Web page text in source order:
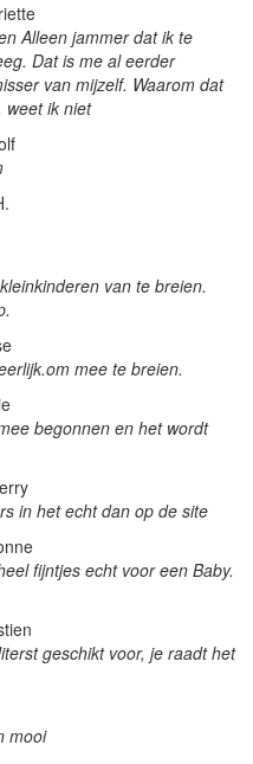
Alleen jammer dat ik te
Dat is me al eerder
van mijzelf. Waarom dat
weet ik niet
van te breien.
mee te breien.
begonnen en het wordt
in het echt dan op de site
fijntjes echt voor een Baby.
geschikt voor, je raadt het
mooi